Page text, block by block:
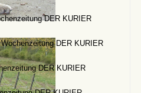
DER KURIER
DER KURIER
DER KURIER